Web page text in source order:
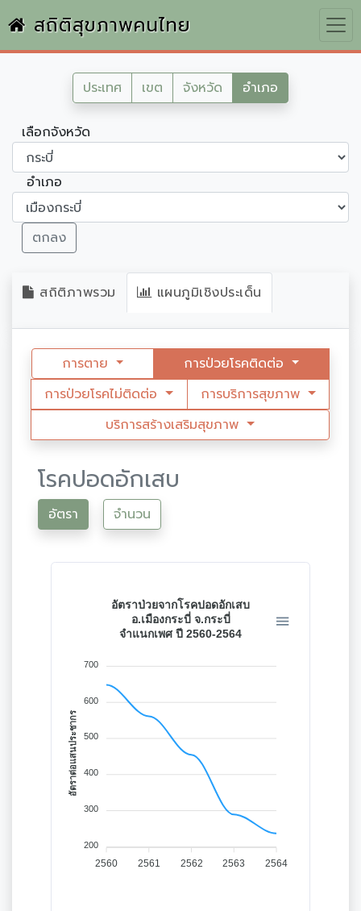
สถิติสุขภาพคนไทย
ประเทศ เขต จังหวัด อำเภอ
เลือกจังหวัด
อำเภอ
ตกลง
สถิติภาพรวม แผนภูมิเชิงประเด็น
การตาย
การป่วยโรคติดต่อ
การป่วยโรคไม่ติดต่อ
การบริการสุขภาพ
บริการสร้างเสริมสุขภาพ
โรคปอดอักเสบ
อัตรา จำนวน